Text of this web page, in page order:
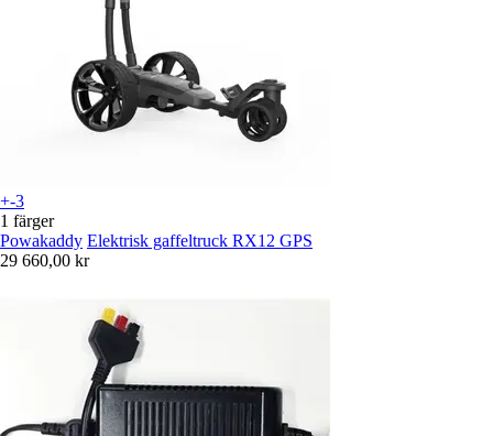
+-3
1 färger
Powakaddy Elektrisk gaffeltruck RX12 GPS
29 660,00 kr